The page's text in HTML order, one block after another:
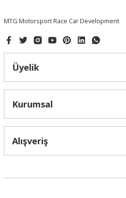
MTG Motorsport Race Car Development
Üyelik
Kurumsal
Alışveriş